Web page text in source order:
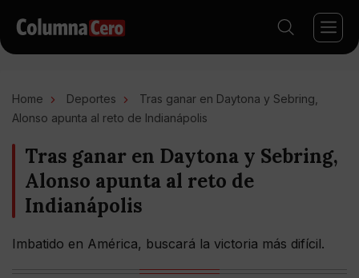
Home Deportes
Tras ganar en Daytona y Sebring,
Alonso apunta al reto de Indianápolis
Tras ganar en Daytona y Sebring,
Alonso apunta al reto de
Indianápolis
Imbatido en América, buscará la victoria más difícil.